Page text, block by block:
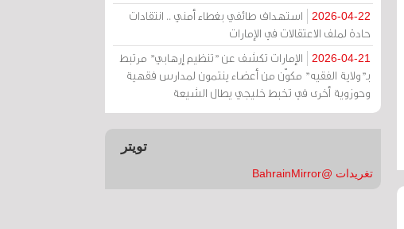
2026-04-22
استهداف طائفي بغطاء أمني .. انتقادات
حادة لملف الاعتقالات في الإمارات
2026-04-21
الإمارات تكشف عن "تنظيم إرهابي" مرتبط
بـ"ولاية الفقيه" مكوّن من أعضاء ينتمون لمدارس فقهية
وحوزوية أخرى في تخبط خليجي يطال الشيعة
تويتر
تغريدات @BahrainMirror